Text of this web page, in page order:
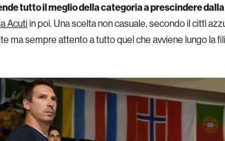
tutto il meglio della categoria a prescindere
Acutiin poi. Una scelta non casuale, secondo il cittì
ma sempre attento a tutto quel che avviene lungo la